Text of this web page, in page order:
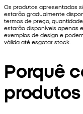
Os produtos apresentados
estarão gradualmente
termos de preço,
estarão disponíveis apenas
exemplos de design e
válida até esgotar stock.
Porquê